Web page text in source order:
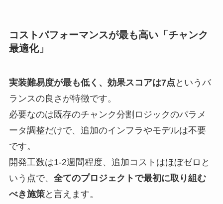
コストパフォーマンスが最も高い「チャンク
最適化」
実装難易度が最も低く、効果スコアは7点 というバ
ランスの良さが特徴です。
必要なのは既存のチャンク分割ロジックのパラメ
ータ調整だけで、追加のインフラやモデルは不要
です。
開発工数は1-2週間程度、追加コストはほぼゼロと
いう点で、 全てのプロジェクトで最初に取り組む
べき施策と言えます。